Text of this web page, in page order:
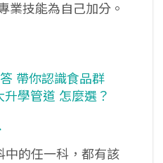
業技能為自己加分。
帶你認識食品群
升學管道 怎麼選？
的任一科，都有該